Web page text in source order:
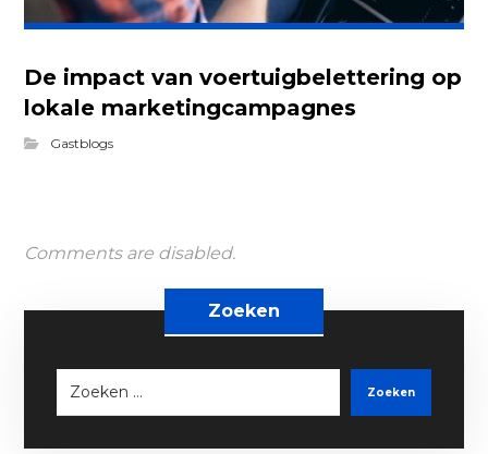
De impact van voertuigbelettering op
lokale marketingcampagnes
Gastblogs
Comments are disabled.
Zoeken
Zoeken